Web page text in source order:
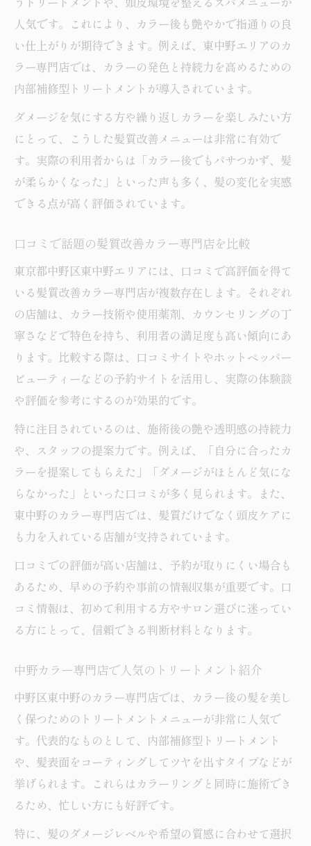
人気です。これにより、カラー後も艶やかで指通りの良
い仕上がりが期待できます。例えば、東中野エリアのカ
ラー専門店では、カラーの発色と持続力を高めるための
内部補修型トリートメントが導入されています。
ダメージを気にする方や繰り返しカラーを楽しみたい方
にとって、こうした髪質改善メニューは非常に有効で
す。実際の利用者からは「カラー後でもパサつかず、髪
が柔らかくなった」といった声も多く、髪の変化を実感
できる点が高く評価されています。
口コミで話題の髪質改善カラー専門店を比較
東京都中野区東中野エリアには、口コミで高評価を得て
いる髪質改善カラー専門店が複数存在します。それぞれ
の店舗は、カラー技術や使用薬剤、カウンセリングの丁
寧さなどで特色を持ち、利用者の満足度も高い傾向にあ
ります。比較する際は、口コミサイトやホットペッパー
ビューティーなどの予約サイトを活用し、実際の体験談
や評価を参考にするのが効果的です。
特に注目されているのは、施術後の艶や透明感の持続力
や、スタッフの提案力です。例えば、「自分に合ったカ
ラーを提案してもらえた」「ダメージがほとんど気にな
らなかった」といった口コミが多く見られます。また、
東中野のカラー専門店では、髪質だけでなく頭皮ケアに
も力を入れている店舗が支持されています。
口コミでの評価が高い店舗は、予約が取りにくい場合も
あるため、早めの予約や事前の情報収集が重要です。口
コミ情報は、初めて利用する方やサロン選びに迷ってい
る方にとって、信頼できる判断材料となります。
中野カラー専門店で人気のトリートメント紹介
中野区東中野のカラー専門店では、カラー後の髪を美し
く保つためのトリートメントメニューが非常に人気で
す。代表的なものとして、内部補修型トリートメント
や、髪表面をコーティングしてツヤを出すタイプなどが
挙げられます。これらはカラーリングと同時に施術でき
るため、忙しい方にも好評です。
特に、髪のダメージレベルや希望の質感に合わせて選択